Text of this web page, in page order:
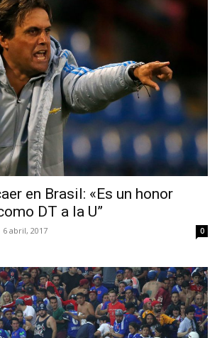
en Brasil: «Es un honor
DT a la U”
6 abril, 2017 0